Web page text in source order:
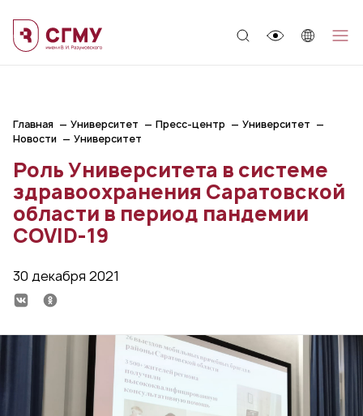
Главная Университет Пресс-центр
Университет
Новости
Университет
Роль Университета в системе
здравоохранения Саратовской
области в период пандемии
COVID-19
30 декабря 2021